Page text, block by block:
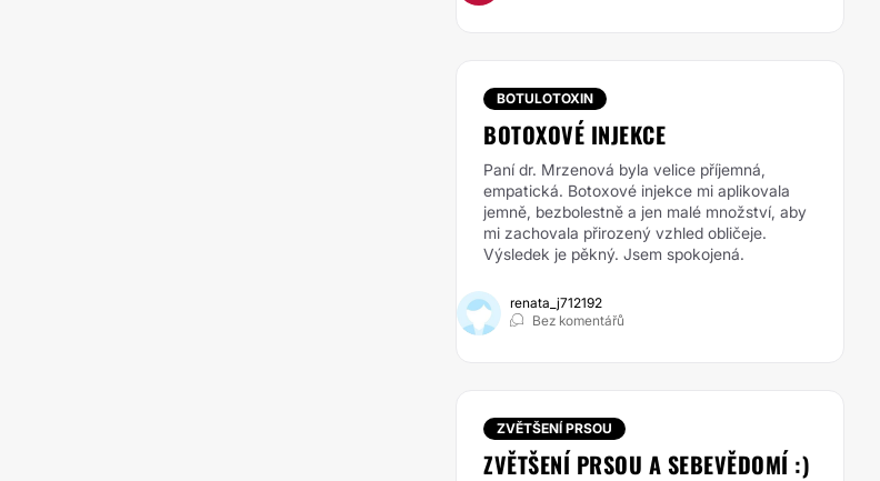
BOTULOTOXIN
BOTOXOVÉ INJEKCE
Paní dr. Mrzenová byla velice příjemná,
empatická. Botoxové injekce mi aplikovala
jemně, bezbolestně a jen malé množství, aby
mi zachovala přirozený vzhled obličeje.
Výsledek je pěkný. Jsem spokojená.
renata_j712192
Bez komentářů
ZVĚTŠENÍ PRSOU
ZVĚTŠENÍ PRSOU A SEBEVĚDOMÍ :)